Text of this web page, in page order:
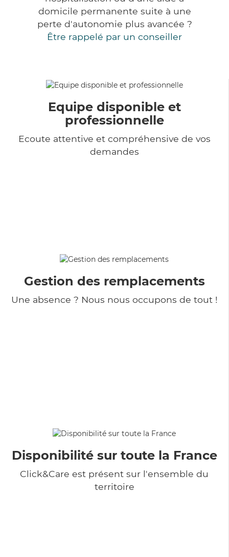
domicile permanente suite à une
perte d'autonomie plus avancée ?
Être rappelé par un conseiller
Equipe disponible et
professionnelle
Ecoute attentive et compréhensive de vos
demandes
Gestion des remplacements
Une absence ? Nous nous occupons de tout !
Disponibilité sur toute la France
Click&Care est présent sur l'ensemble du
territoire